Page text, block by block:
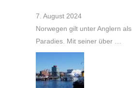
7. August 2024
Norwegen gilt unter Anglern
Paradies. Mit seiner über …